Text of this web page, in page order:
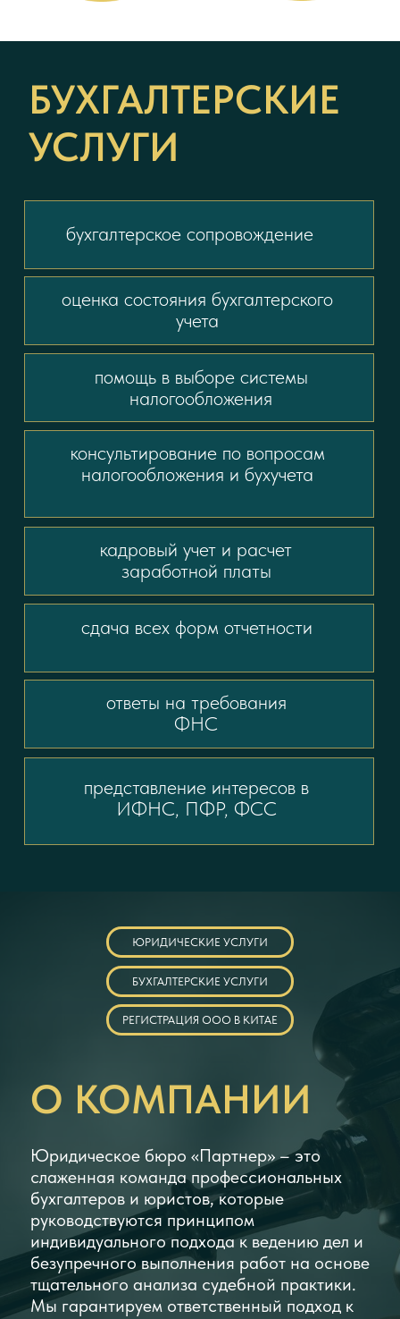
кадровый учет и расчет
заработной платы
сдача всех форм отчетности
ФНС
ИФНС, ПФР, ФСС
О КОМПАНИИ
Юридическое бюро «Партнер» – это
слаженная команда профессиональных
бухгалтеров и юристов, которые
руководствуются принципом
индивидуального подхода к ведению дел и
безупречного выполнения работ на основе
тщательного анализа судебной практики.
Мы гарантируем ответственный подход к
каждому делу и своевременное выполнение
ПОЛУЧИТЬ КОНСУЛЬТАЦИЮ
ОТЗЫВЫ
Юрист Валерия ответила на все наши вопросы и
доступно всё объяснила, также оперативно начала
работу. Мы просто предоставили необходимые
документы и без лишних вопросов юрист всё сделала.
Огромное спасибо за проделанную работу)
юристами была приятная и продуктивная.
От нас лишь подробно описать ситуацию и документы для
Быстро ,качественно , профессионально оказаны услуги
юридического характера. Проконсультировали, составили
нужные иски и претензии.
Очень благодарны данной компании и Елене, юристу ,в
частности.
Наталья Р.